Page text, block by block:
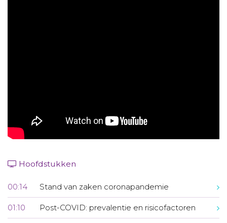
Hoofdstukken
00:14 Stand van zaken coronapandemie
01:10 Post-COVID: prevalentie en risicofactoren